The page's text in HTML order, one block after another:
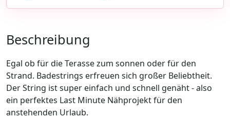
Beschreibung
Egal ob für die Terasse zum sonnen oder für den
Strand. Badestrings erfreuen sich großer Beliebtheit.
Der String ist super einfach und schnell genäht - also
ein perfektes Last Minute Nähprojekt für den
anstehenden Urlaub.